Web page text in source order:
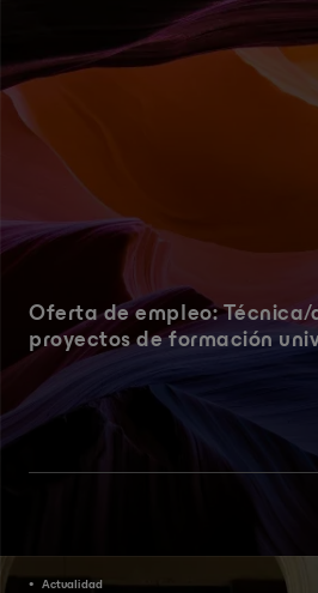
Oferta de empleo: Técnica/
proyectos de formación
Actualidad